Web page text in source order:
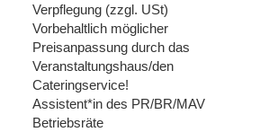
Verpflegung (zzgl. USt)
Vorbehaltlich möglicher
Preisanpassung durch das
Veranstaltungshaus/den
Cateringservice!
Assistent*in des PR/BR/MAV
Betriebsräte